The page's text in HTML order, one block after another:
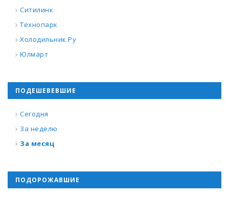
Ситилинк
Технопарк
Холодильник.Ру
Юлмарт
ПОДЕШЕВЕВШИЕ
Сегодня
За неделю
За месяц
ПОДОРОЖАВШИЕ